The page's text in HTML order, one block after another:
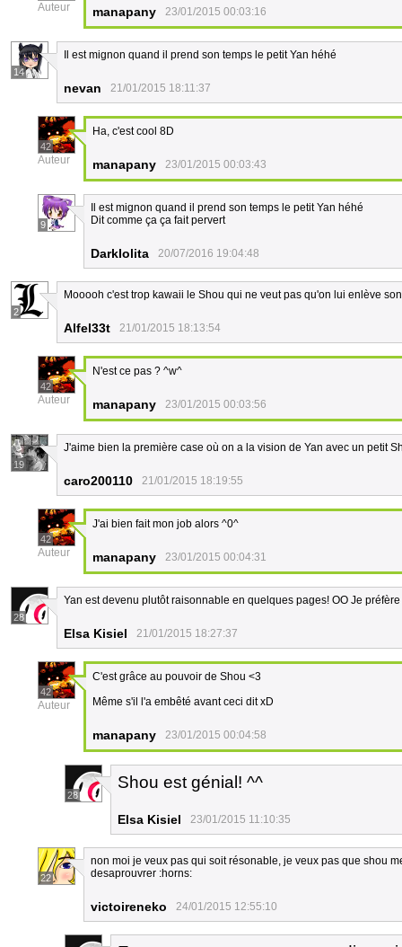
Auteur manapany 23/01/2015 00:03:16
14
Il est mignon quand il prend son temps le petit Yan héhé
nevan 21/01/2015 18:11:37
42
Auteur
Ha, c'est cool 8D
manapany 23/01/2015 00:03:43
9
Il est mignon quand il prend son temps le petit Yan héhé
Dit comme ça ça fait pervert
Darklolita 20/07/2016 19:04:48
2
Mooooh c'est trop kawaii le Shou qui ne veut pas qu'on lui enlève
Alfel33t 21/01/2015 18:13:54
42
Auteur
N'est ce pas ? ^w^
manapany 23/01/2015 00:03:56
19
J'aime bien la première case où on a la vision de Yan avec un petit
caro200110 21/01/2015 18:19:55
42
Auteur
J'ai bien fait mon job alors ^0^
manapany 23/01/2015 00:04:31
28
Yan est devenu plutôt raisonnable en quelques pages! OO Je
Elsa Kisiel 21/01/2015 18:27:37
42
Auteur
C'est grâce au pouvoir de Shou <3
Même s'il l'a embêté avant ceci dit xD
manapany 23/01/2015 00:04:58
28
Shou est génial! ^^
Elsa Kisiel 23/01/2015 11:10:35
22
non moi je veux pas qui soit résonable, je veux pas que shou
desaprouvrer :horns:
victoireneko 24/01/2015 12:55:10